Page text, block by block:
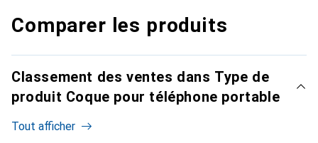
Comparer les produits
Classement des ventes dans Type de
produit Coque pour téléphone portable
Tout afficher